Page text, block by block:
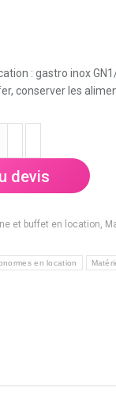
: gastro inox
conserver les
GN1/3
inox
Hauteur
10cm
devis
et buffet en location,
en location